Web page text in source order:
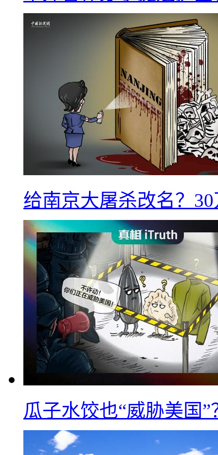
给南京大屠杀改名？
瓜子水饺也“威胁美国”